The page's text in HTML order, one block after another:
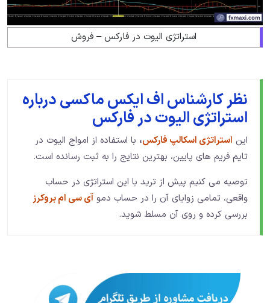
استراتژی الیوت در فارکس – فروش
نظر کارشناس اف ایکس ماکسی درباره
استراتژی الیوت در فارکس
این استراتژی اسکالپ فارکس، با استفاده از امواج الیوت در
تایم فریم های پایین، بهترین نتایج را به ثبت رسانده است.
توصیه می کنیم پیش از ترید با این استراتژی در حساب
واقعی، تمامی زوایای آن را در حساب دمو آی سی ام بروکرز
بررسی کرده و روی آن مسلط شوید.